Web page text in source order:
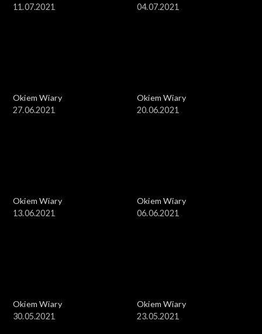
11.07.2021
04.07.2021
Okiem Wiary
27.06.2021
Okiem Wiary
20.06.2021
Okiem Wiary
13.06.2021
Okiem Wiary
06.06.2021
Okiem Wiary
30.05.2021
Okiem Wiary
23.05.2021